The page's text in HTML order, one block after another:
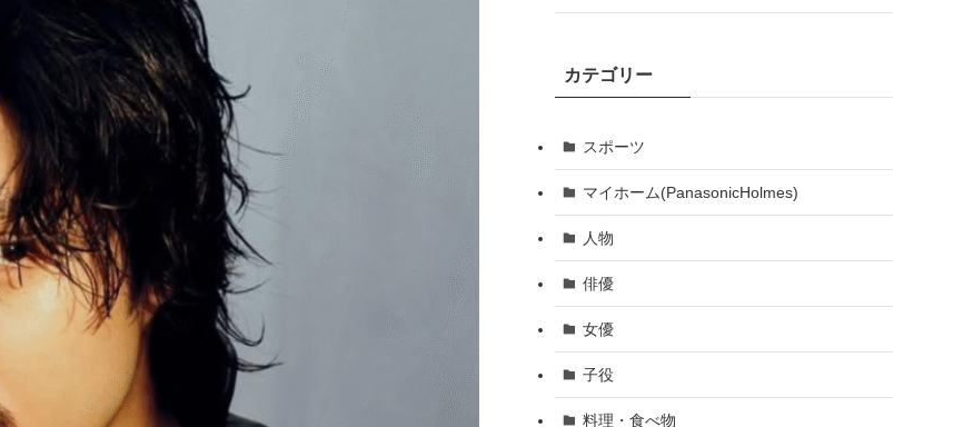
カテゴリー
スポーツ
マイホーム(PanasonicHolmes)
人物
俳優
女優
子役
料理・食べ物